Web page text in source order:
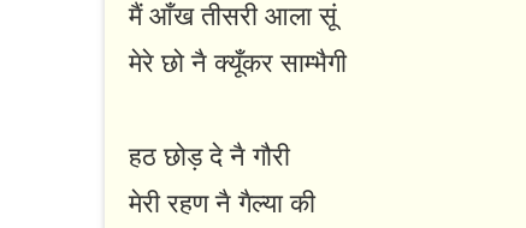
मैं आँख तीसरी आला सूं
मेरे छो नै क्यूँकर साम्भैगी
हठ छोड़ दे नै गौरी
मेरी रहण नै गैल्या की